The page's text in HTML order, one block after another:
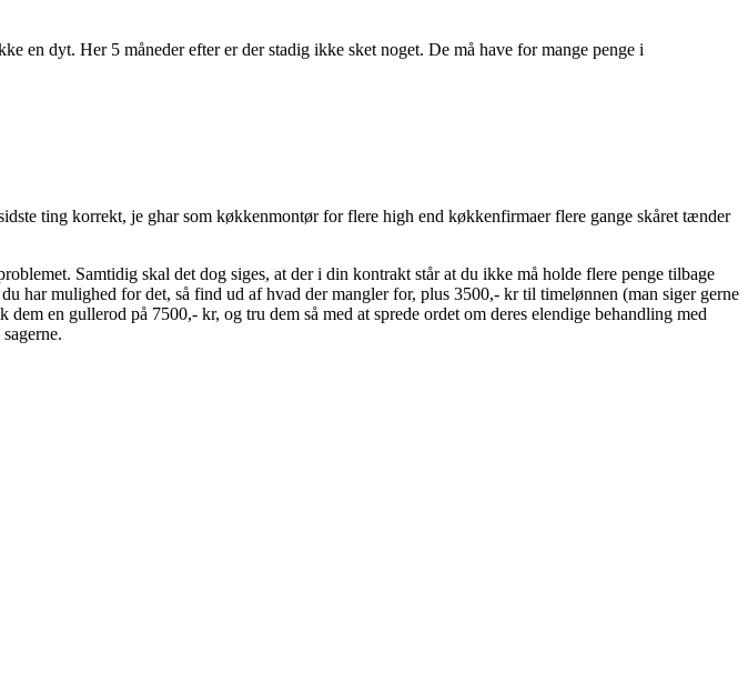
en dyt. Her 5 måneder efter er der stadig ikke sket noget. De må have for mange penge i
ting korrekt, je ghar som køkkenmontør for flere high end køkkenfirmaer flere gange skåret tænder
Samtidig skal det dog siges, at der i din kontrakt står at du ikke må holde flere penge tilbage
har mulighed for det, så find ud af hvad der mangler for, plus 3500,- kr til timelønnen (man siger gerne
en gullerod på 7500,- kr, og tru dem så med at sprede ordet om deres elendige behandling med